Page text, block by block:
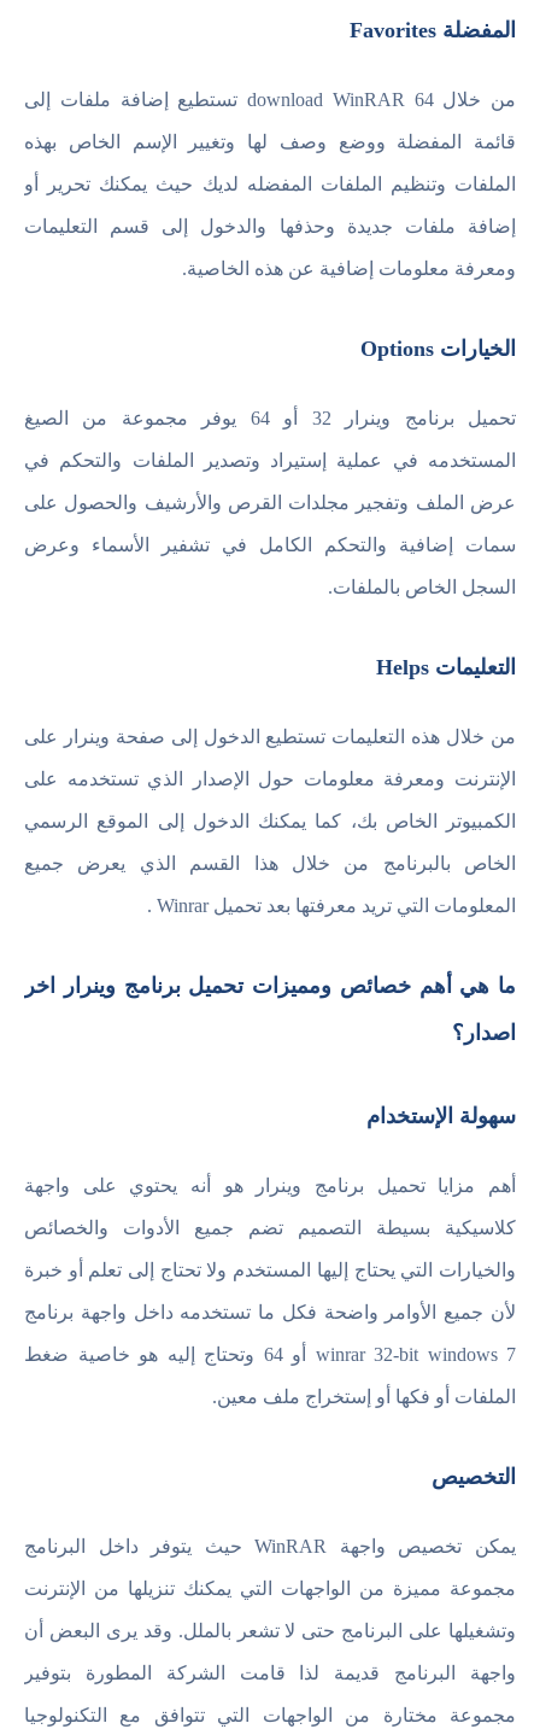
المفضلة Favorites
من خلال download WinRAR 64 تستطيع إضافة ملفات إلى
قائمة المفضلة ووضع وصف لها وتغيير الإسم الخاص بهذه
الملفات وتنظيم الملفات المفضله لديك حيث يمكنك تحرير أو
إضافة ملفات جديدة وحذفها والدخول إلى قسم التعليمات
ومعرفة معلومات إضافية عن هذه الخاصية.
الخيارات Options
تحميل برنامج وينرار 32 أو 64 يوفر مجموعة من الصيغ
المستخدمه في عملية إستيراد وتصدير الملفات والتحكم في
عرض الملف وتفجير مجلدات القرص والأرشيف والحصول على
سمات إضافية والتحكم الكامل في تشفير الأسماء وعرض
السجل الخاص بالملفات.
التعليمات Helps
من خلال هذه التعليمات تستطيع الدخول إلى صفحة وينرار على
الإنترنت ومعرفة معلومات حول الإصدار الذي تستخدمه على
الكمبيوتر الخاص بك، كما يمكنك الدخول إلى الموقع الرسمي
الخاص بالبرنامج من خلال هذا القسم الذي يعرض جميع
المعلومات التي تريد معرفتها بعد تحميل Winrar .
ما هي أهم خصائص ومميزات تحميل برنامج وينرار اخر
اصدار؟
سهولة الإستخدام
أهم مزايا تحميل برنامج وينرار هو أنه يحتوي على واجهة
كلاسيكية بسيطة التصميم تضم جميع الأدوات والخصائص
والخيارات التي يحتاج إليها المستخدم ولا تحتاج إلى تعلم أو خبرة
لأن جميع الأوامر واضحة فكل ما تستخدمه داخل واجهة برنامج
winrar 32-bit windows 7 أو 64 وتحتاج إليه هو خاصية ضغط
الملفات أو فكها أو إستخراج ملف معين.
التخصيص
يمكن تخصيص واجهة WinRAR حيث يتوفر داخل البرنامج
مجموعة مميزة من الواجهات التي يمكنك تنزيلها من الإنترنت
وتشغيلها على البرنامج حتى لا تشعر بالملل. وقد يرى البعض أن
واجهة البرنامج قديمة لذا قامت الشركة المطورة بتوفير
مجموعة مختارة من الواجهات التي تتوافق مع التكنولوجيا